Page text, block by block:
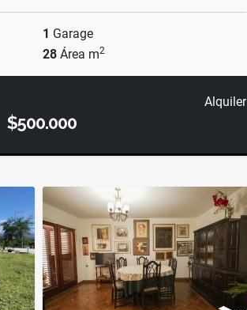
1 Garage
28 Área m2
Alquiler
$500.000